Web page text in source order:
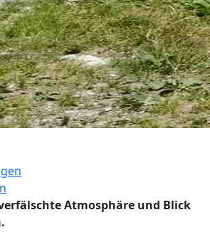
Atmosphäre und Blick